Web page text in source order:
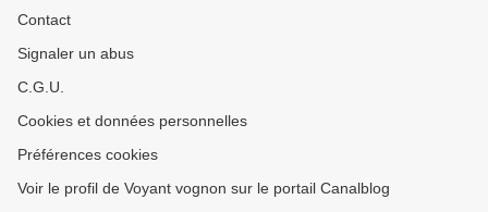
Contact
Signaler un abus
C.G.U.
Cookies et données personnelles
Préférences cookies
Voir le profil de Voyant vognon sur le portail Canalblog